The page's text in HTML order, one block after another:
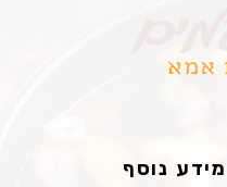
מידע נוסף